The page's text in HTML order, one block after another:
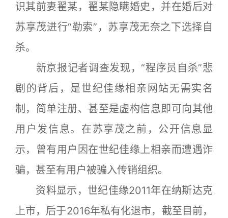
识其前妻翟某，翟某隐瞒婚史，并在婚后对
苏享茂进行“勒索”，苏享茂无奈之下选择自
杀。
新京报记者调查发现，“程序员自杀”悲
剧的背后，是世纪佳缘相亲网站无需实名
制，简单注册、甚至是虚构信息即可向其他
用户发信息。在苏享茂之前，公开信息显
示，曾有用户因在世纪佳缘上相亲而遭遇诈
骗，甚至有用户被骗入传销组织。
资料显示，世纪佳缘2011年在纳斯达克
上市，后于2016年私有化退市，截至目前，